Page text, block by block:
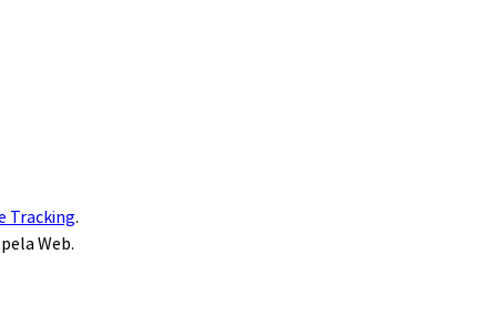
Tracking.
Web.